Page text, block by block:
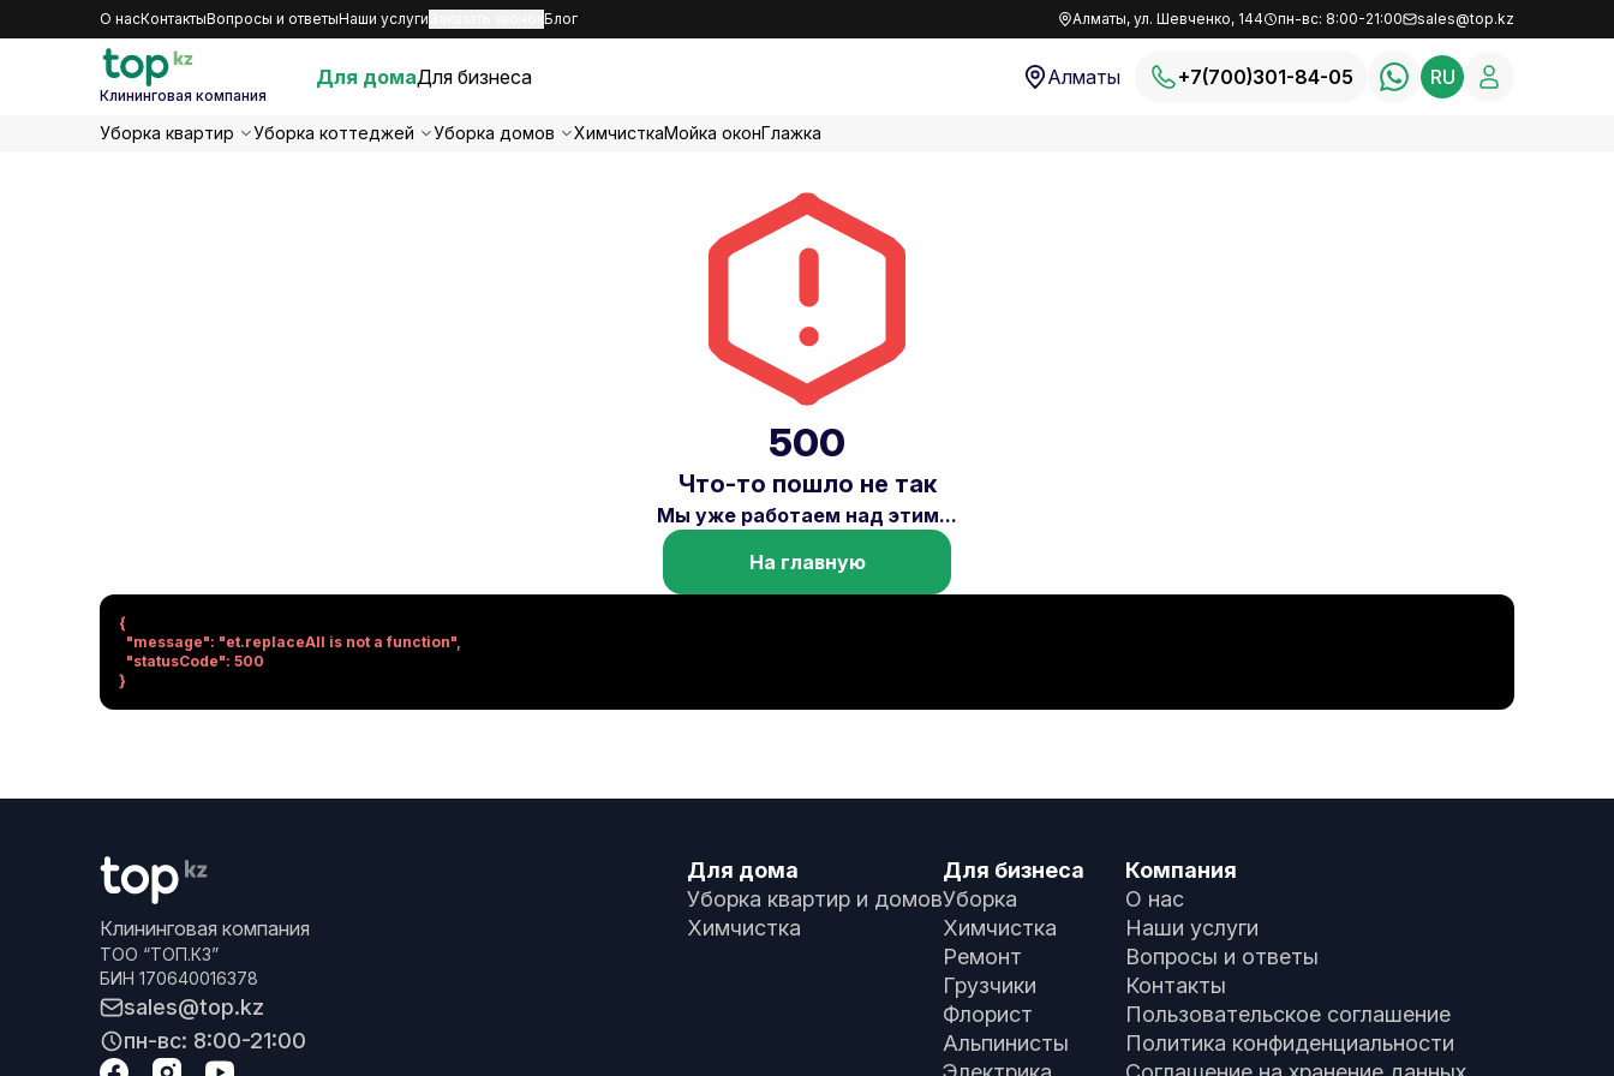
О насКонтактыВопросы и ответыНаши услуги Блог Алматы, ул. Шевченко, 144 пн-вс: 8:00-21:00 sales@top.kz
Клининговая компания
Для домаДля бизнеса Алматы +7(700)301-84-05 RU
Уборка квартир Уборка коттеджей Уборка домов ХимчисткаМойка оконГлажка
500
Что-то пошло не так
Мы уже работаем над этим...
На главную
{
}
Клининговая компания
ТОО “ТОП.КЗ”
БИН 170640016378
sales@top.kz
пн-вс: 8:00-21:00
Для дома
Уборка квартир и домов
Химчистка
Для бизнеса
Уборка
Химчистка
Ремонт
Грузчики
Флорист
Альпинисты
Компания
О нас
Наши услуги
Вопросы и ответы
Контакты
Пользовательское соглашение
Политика конфиденциальности